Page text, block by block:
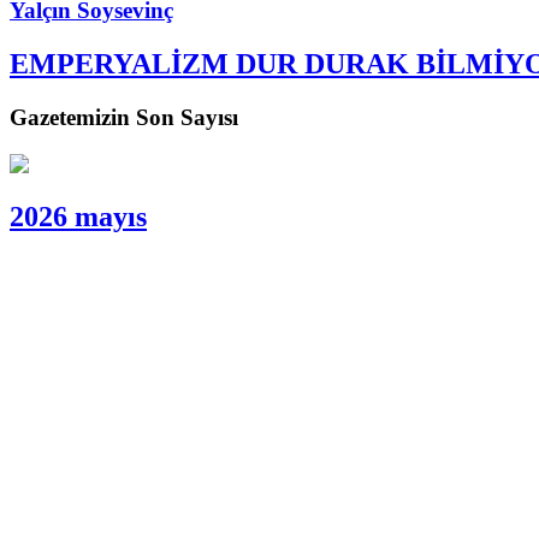
Yalçın Soysevinç
EMPERYALİZM DUR DURAK
Gazetemizin Son Sayısı
2026 mayıs